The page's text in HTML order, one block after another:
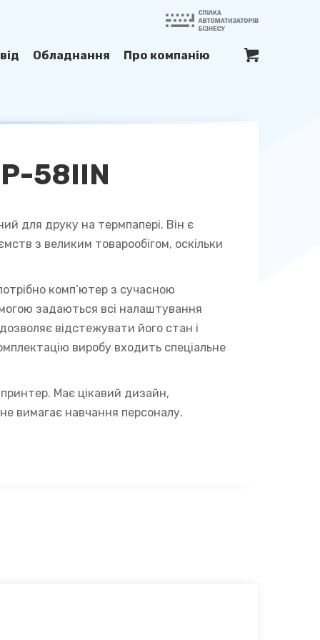
Обладнання Про компанію
58IIN
для друку на термпапері. Він є
з великим товарообігом, оскільки
комп’ютер з сучасною
задаються всі налаштування
відстежувати його стан і
виробу входить спеціальне
Має цікавий дизайн,
не вимагає навчання персоналу.